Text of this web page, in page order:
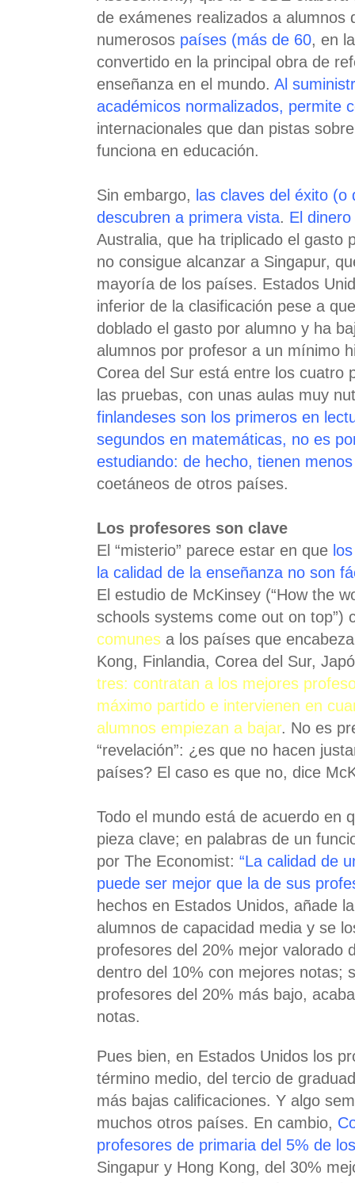
de exámenes realizados a alumnos
numerosos países (más de 60, en
convertido en la principal obra de
enseñanza en el mundo. Al
académicos normalizados, permite
internacionales que dan pistas
funciona en educación.
Sin embargo, las claves del éxito (o
descubren a primera vista. El
Australia, que ha triplicado el gasto
no consigue alcanzar a Singapur,
mayoría de los países. Estados
inferior de la clasificación pese a
doblado el gasto por alumno y ha
alumnos por profesor a un mínimo
Corea del Sur está entre los cuatro
las pruebas, con unas aulas muy
finlandeses son los primeros en
segundos en matemáticas, no es
estudiando: de hecho, tienen
coetáneos de otros países.
Los profesores son clave
El “misterio” parece estar en que
la calidad de la enseñanza no son
El estudio de McKinsey (“How the
schools systems come out on top”)
comunes a los países que
Kong, Finlandia, Corea del Sur,
tres: contratan a los mejores
máximo partido e intervienen en
alumnos empiezan a bajar. No es
“revelación”: ¿es que no hacen
países? El caso es que no, dice
Todo el mundo está de acuerdo en
pieza clave; en palabras de un
por The Economist: “La calidad de
puede ser mejor que la de sus
hechos en Estados Unidos, añade
alumnos de capacidad media y se
profesores del 20% mejor valorado
dentro del 10% con mejores notas;
profesores del 20% más bajo,
notas.
Pues bien, en Estados Unidos los
término medio, del tercio de
más bajas calificaciones. Y algo
muchos otros países. En cambio,
profesores de primaria del 5% de
Singapur y Hong Kong, del 30%